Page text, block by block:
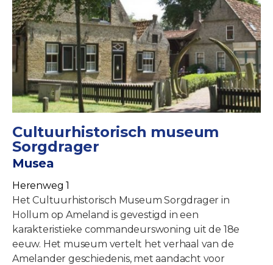
Cultuurhistorisch museum
Sorgdrager
Musea
Herenweg 1
Het Cultuurhistorisch Museum Sorgdrager in
Hollum op Ameland is gevestigd in een
karakteristieke commandeurswoning uit de 18e
eeuw. Het museum vertelt het verhaal van de
Amelander geschiedenis, met aandacht voor